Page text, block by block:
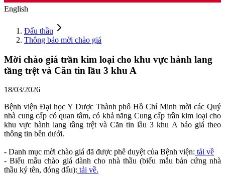
English
Đấu thầu
Thông báo mời chào giá
Mời chào giá trần kim loại cho khu vực hành lang
tầng trệt và Căn tin lầu 3 khu A
18/03/2026
Bệnh viện Đại học Y Dược Thành phố Hồ Chí Minh mời các Quý
nhà cung cấp có quan tâm, có khả năng Cung cấp trần kim loại cho
khu vực hành lang tầng trệt và Căn tin lầu 3 khu A báo giá theo
thông tin bên dưới.
- Danh mục mời chào giá đã được phê duyệt của Bệnh viện: tải về
- Biểu mẫu chào giá dành cho nhà thầu (biểu mẫu bản cứng nhà
thầu ký tên, đóng dấu): tải về.